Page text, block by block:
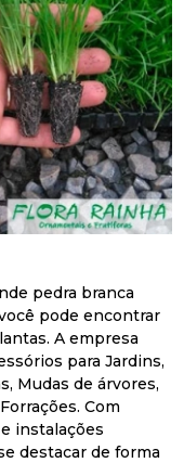
pedra branca
pode encontrar
A empresa
para Jardins,
Mudas de árvores,
Com
instalações
destacar de forma